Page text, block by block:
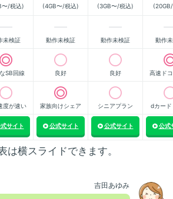
〜/税込)
(4GB〜/税込)
(3GB〜/税込)
未検証 動作未検証 動作未検証 動作
SB回線 良好 良好 高速ド
度が速い 家族向けシェア シニアプラン dカード
サイト 公式サイト 公式サイト 公式
は横スライドできます。
吉田あゆみ